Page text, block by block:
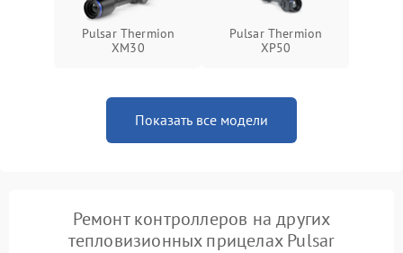
Pulsar Thermion
XM30
Pulsar Thermion
XP50
Показать все модели
Ремонт контроллеров на других
тепловизионных прицелах Pulsar